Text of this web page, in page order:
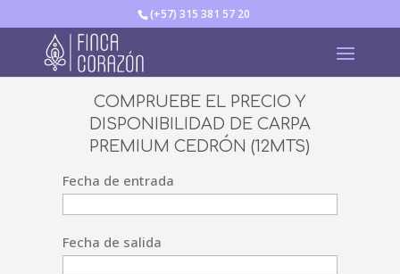
(+57) 315 381 57 20
COMPRUEBE EL PRECIO Y
DISPONIBILIDAD DE CARPA
PREMIUM CEDRÓN (12MTS)
Fecha de entrada
Fecha de salida